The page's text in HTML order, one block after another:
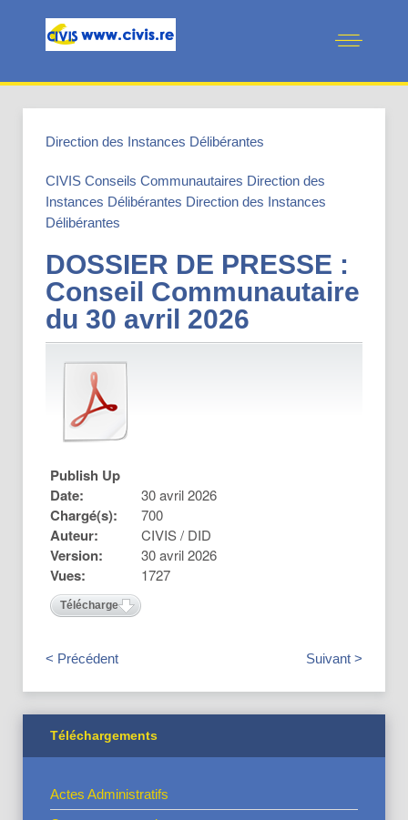
Direction des Instances Délibérantes
CIVIS Conseils Communautaires Direction des
Instances Délibérantes Direction des Instances
Délibérantes
DOSSIER DE PRESSE :
Conseil Communautaire
du 30 avril 2026
Publish Up
Date:
30 avril 2026
Chargé(s): 700
Auteur: CIVIS / DID
Version: 30 avril 2026
Vues: 1727
Télécharger
< Précédent Suivant >
Téléchargements
Actes Administratifs